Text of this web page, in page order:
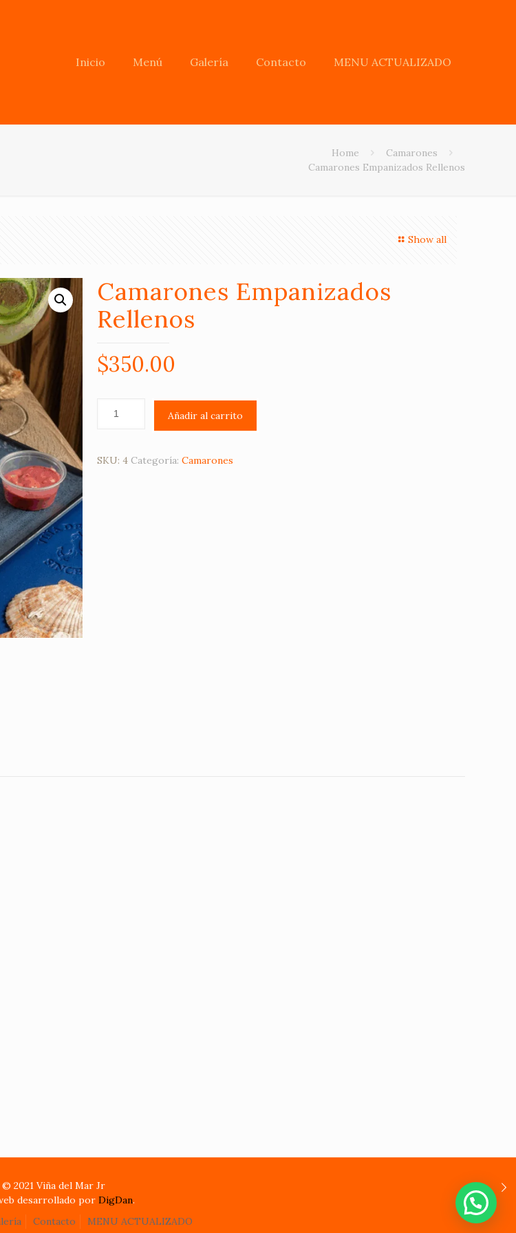
Inicio Menú Galería Contacto MENU ACTUALIZADO
Home
Camarones
Camarones Empanizados Rellenos
Show all
Camarones Empanizados
Rellenos
$350.00
Añadir al carrito
SKU:4 Categoría:Camarones
© 2021 Viña del Mar Jr
desarrollado porDigDan.
Contacto MENU ACTUALIZADO